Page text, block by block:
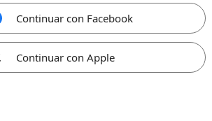
Continuar con Facebook
Continuar con Apple